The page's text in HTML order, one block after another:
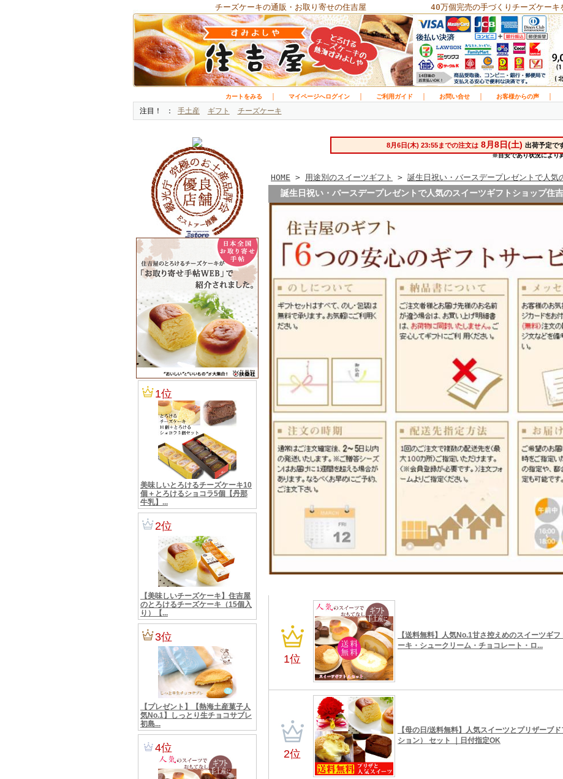
チーズケーキの通販・お取り寄せの住吉屋 40万個完売の手づくりチーズケーキ
カートをみる マイページへログイン ご利用ガイド お問い合せ お客様からの声
注目！ 手土産 ギフト チーズケーキ
HOME > 用途別のスイーツギフト > 誕生日祝い・バースデープレゼントで人気
誕生日祝い・バースデープレゼントで人気のスイーツギフトショップ住